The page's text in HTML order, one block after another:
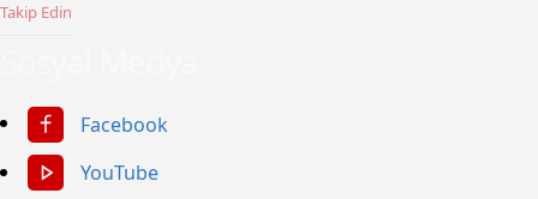
Takip Edin
Facebook
YouTube